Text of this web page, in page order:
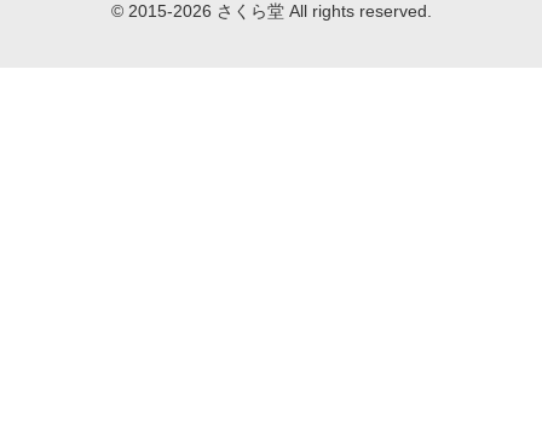
© 2015-2026 さくら堂 All rights reserved.